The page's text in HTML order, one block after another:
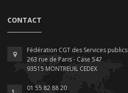
CONTACT
Fédération CGT des Services publics
263 rue de Paris - Case 547
93515 MONTREUIL CEDEX
01 55 82 88 20